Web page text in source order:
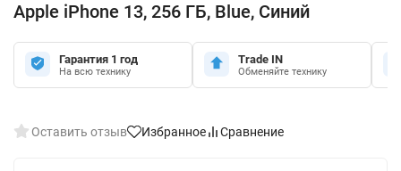
Apple iPhone 13, 256 ГБ, Blue, Синий
Гарантия 1 год
На всю технику
Trade IN
Обменяйте технику
Оставить отзыв Избранное Сравнение